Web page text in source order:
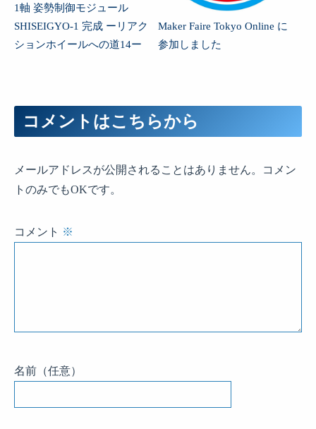
1軸 姿勢制御モジュール
SHISEIGYO-1 完成 ーリアク
ションホイールへの道14ー
Maker Faire Tokyo Online に
参加しました
コメントはこちらから
メールアドレスが公開されることはありません。コメン
トのみでもOKです。
コメント ※
名前 （任意）